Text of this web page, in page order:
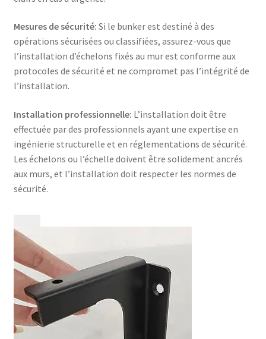
Mesures de sécurité: Si le bunker est destiné à des
opérations sécurisées ou classifiées, assurez-vous que
l’installation d’échelons fixés au mur est conforme aux
protocoles de sécurité et ne compromet pas l’intégrité de
l’installation.
Installation professionnelle: L’installation doit être
effectuée par des professionnels ayant une expertise en
ingénierie structurelle et en réglementations de sécurité.
Les échelons ou l’échelle doivent être solidement ancrés
aux murs, et l’installation doit respecter les normes de
sécurité.